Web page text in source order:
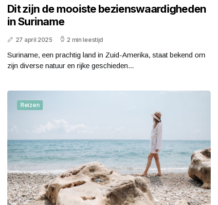
Dit zijn de mooiste bezienswaardigheden
in Suriname
27 april 2025 2 min leestijd
Suriname, een prachtig land in Zuid-Amerika, staat bekend om
zijn diverse natuur en rijke geschieden...
Reizen